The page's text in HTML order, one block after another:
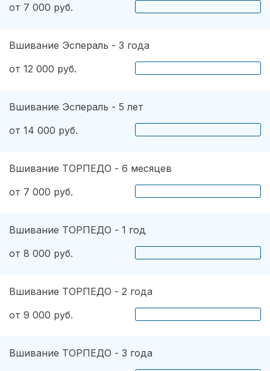
от 7 000 руб.
Вшивание Эспераль - 3 года
от 12 000 руб.
Вшивание Эспераль - 5 лет
от 14 000 руб.
Вшивание ТОРПЕДО - 6 месяцев
от 7 000 руб.
Вшивание ТОРПЕДО - 1 год
от 8 000 руб.
Вшивание ТОРПЕДО - 2 года
от 9 000 руб.
Вшивание ТОРПЕДО - 3 года